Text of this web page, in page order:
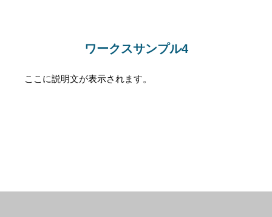
ワークスサンプル4
ここに説明文が表示されます。